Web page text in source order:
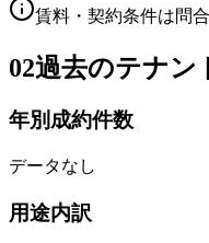
賃料・契約条件は問
02過去のテナン
年別成約件数
データなし
用途内訳